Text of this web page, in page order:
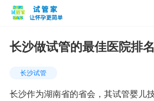
长沙做试管的最佳医院排
长沙试管
长沙作为湖南省的省会，其试管婴儿